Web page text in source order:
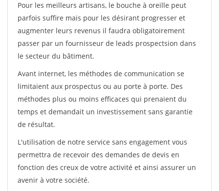
Pour les meilleurs artisans, le bouche à oreille peut
parfois suffire mais pour les désirant progresser et
augmenter leurs revenus il faudra obligatoirement
passer par un fournisseur de leads prospectsion dans
le secteur du bâtiment.
Avant internet, les méthodes de communication se
limitaient aux prospectus ou au porte à porte. Des
méthodes plus ou moins efficaces qui prenaient du
temps et demandait un investissement sans garantie
de résultat.
L'utilisation de notre service sans engagement vous
permettra de recevoir des demandes de devis en
fonction des creux de votre activité et ainsi assurer un
avenir à votre société.